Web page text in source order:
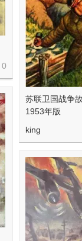
0
苏联卫国战争
1953年版
king